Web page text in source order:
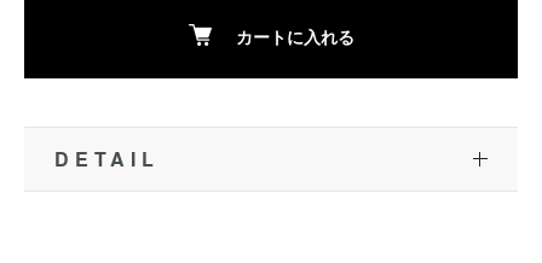
カートに入れる
DETAIL